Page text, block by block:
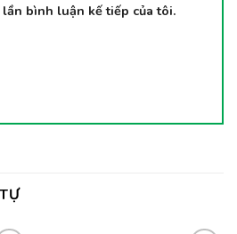
bình luận kế tiếp của tôi.